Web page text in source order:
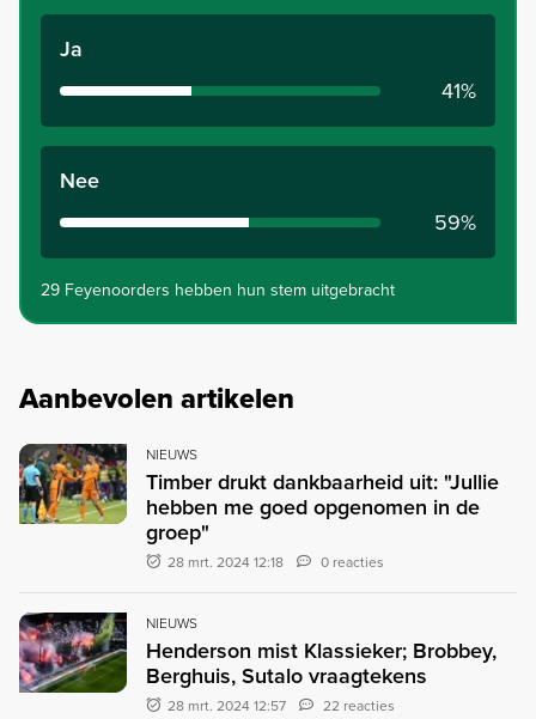
Ja
41%
Nee
59%
29 Feyenoorders hebben hun stem uitgebracht
Aanbevolen artikelen
NIEUWS
Timber drukt dankbaarheid uit: "Jullie
hebben me goed opgenomen in de
groep"
28 mrt. 2024 12:18 0 reacties
NIEUWS
Henderson mist Klassieker; Brobbey,
Berghuis, Sutalo vraagtekens
28 mrt. 2024 12:57 22 reacties